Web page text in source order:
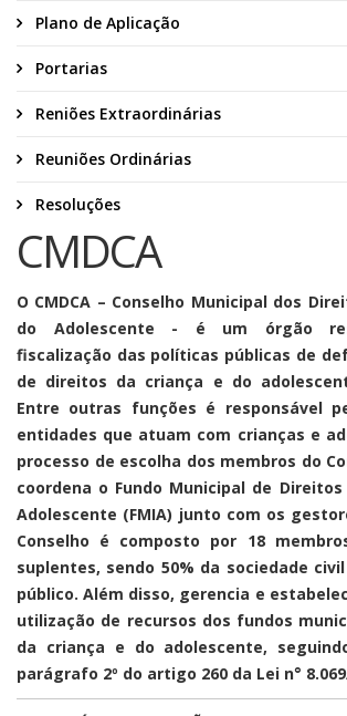
Plano de Aplicação
Portarias
Reniões Extraordinárias
Reuniões Ordinárias
Resoluções
CMDCA
O CMDCA – Conselho Municipal dos
do Adolescente - é um órgão
fiscalização das políticas públicas de
de direitos da criança e do
Entre outras funções é responsável
entidades que atuam com crianças e
processo de escolha dos membros do
coordena o Fundo Municipal de
Adolescente (FMIA) junto com os
Conselho é composto por 18
suplentes, sendo 50% da sociedade
público. Além disso, gerencia e
utilização de recursos dos fundos
da criança e do adolescente,
parágrafo 2º do artigo 260 da Lei n°